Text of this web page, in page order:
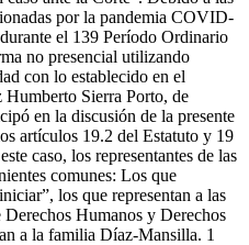
por la pandemia COVID-
el 139 Período Ordinario
no presencial utilizando
con lo establecido en el
Humberto Sierra Porto, de
en la discusión de la presente
artículos 19.2 del Estatuto y 19
caso, los representantes de las
comunes: Los que
los que representan a las
Humanos y Derechos
a la familia Díaz-Mansilla. 1